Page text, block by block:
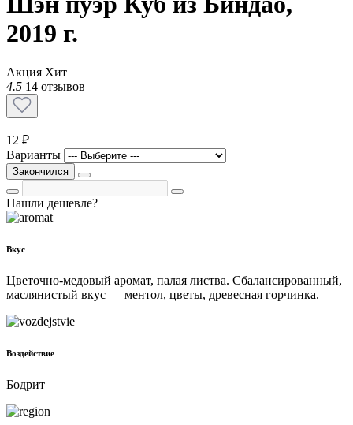
2019 г.
Акция Хит
4.5 14 отзывов
12 ₽
Варианты
Закончился
Нашли дешевле?
Вкус
Цветочно-медовый аромат, палая листва. Сбалансированный,
маслянистый вкус — ментол, цветы, древесная горчинка.
Воздействие
Бодрит